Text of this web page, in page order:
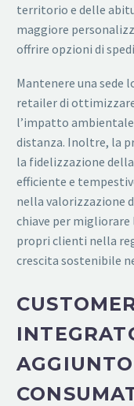
territorio e delle
maggiore
offrire opzioni di
Mantenere una sede
retailer di
l’impatto
distanza. Inoltre, la
la fidelizzazione
efficiente e
nella valorizzazione
chiave per migliorare
propri clienti nella
crescita sostenibile